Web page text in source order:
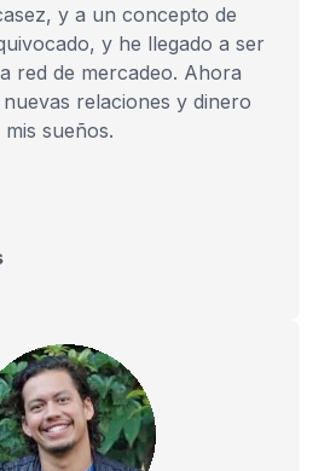
y a un concepto de
y he llegado a ser
red de mercadeo. Ahora
relaciones y dinero
sueños.